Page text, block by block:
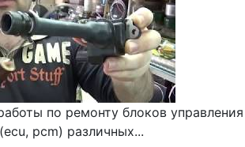
по ремонту блоков управления
pcm) различных...